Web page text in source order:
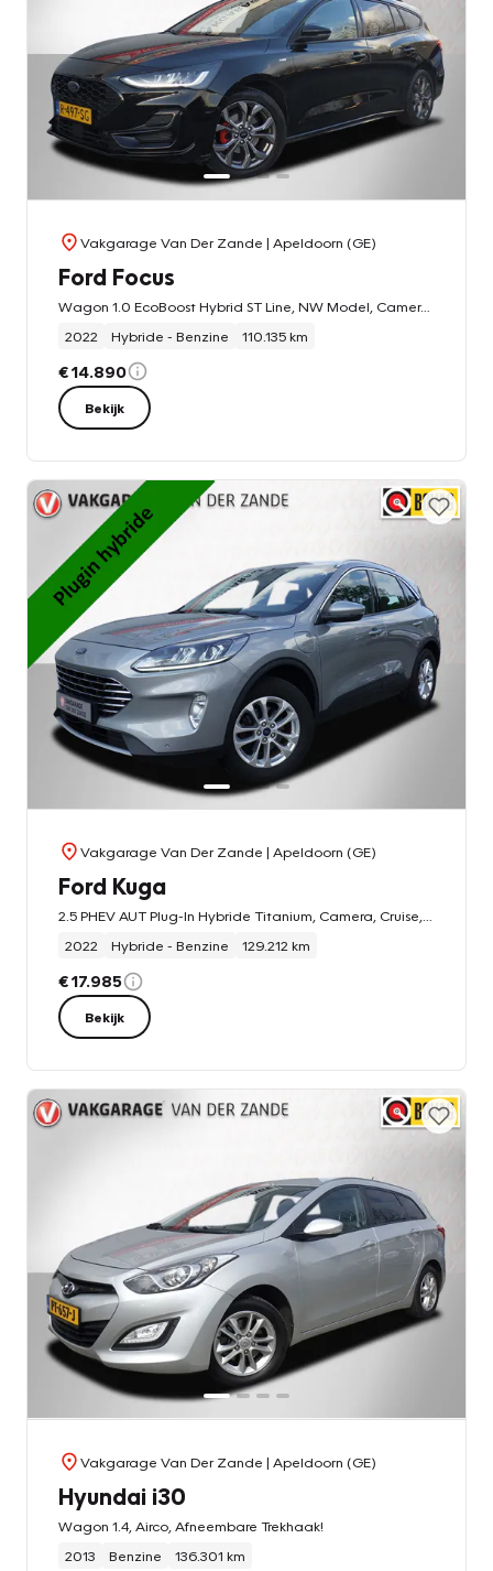
Vakgarage Van Der Zande | Apeldoorn (GE)
Ford Focus
Wagon 1.0 EcoBoost Hybrid ST Line, NW Model, Camera, Cruise, NL/NAP!
2022
Hybride - Benzine 110.135 km
€ 14.890
Bekijk
Vakgarage Van Der Zande | Apeldoorn (GE)
Ford Kuga
2022
Hybride - Benzine 129.212 km
€ 17.985
Bekijk
Vakgarage Van Der Zande | Apeldoorn (GE)
Hyundai i30
Wagon 1.4, Airco, Afneembare Trekhaak!
2013
Benzine 136.301 km